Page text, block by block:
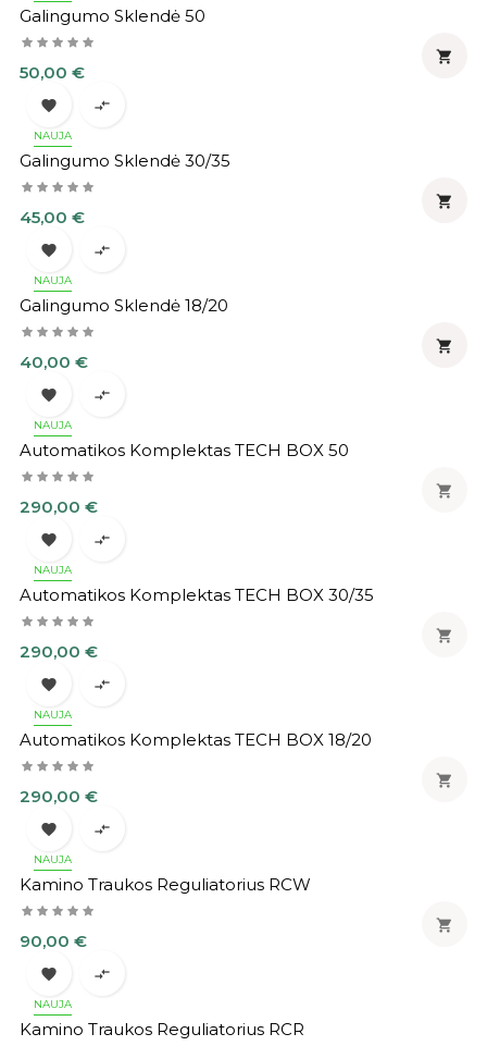
Galingumo Sklendė 50
Kaina
50,00 €

NAUJA
 
Galingumo Sklendė 30/35
Kaina
45,00 €

NAUJA
 
Galingumo Sklendė 18/20
Kaina
40,00 €

NAUJA
 
Automatikos Komplektas TECH BOX 50
Kaina
290,00 €

NAUJA
 
Automatikos Komplektas TECH BOX 30/35
Kaina
290,00 €

NAUJA
 
Automatikos Komplektas TECH BOX 18/20
Kaina
290,00 €

NAUJA
 
Kamino Traukos Reguliatorius RCW
Kaina
90,00 €

NAUJA
 
Kamino Traukos Reguliatorius RCR